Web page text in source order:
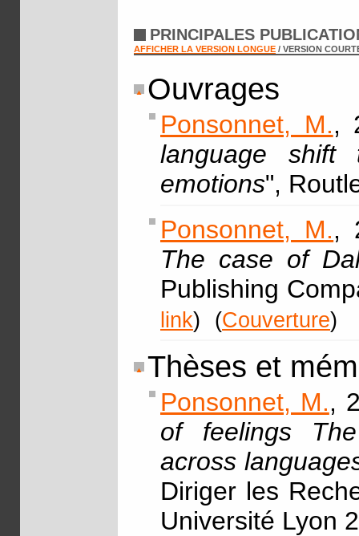
PRINCIPALES
AFFICHER LA VERSION LONGUE / VERSION
Ouvrages
Ponsonnet, M.,
language
emotions",
Ponsonnet, M.,
The case of
Publishing
link) (Couverture)
Thèses et
Ponsonnet, M.,
of feelings
across
Diriger les
Université Lyon